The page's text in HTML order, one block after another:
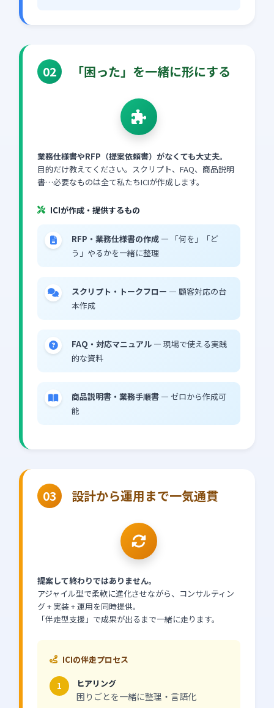
02 「困った」を一緒に形にする
業務仕様書やRFP（提案依頼書）がなくても大丈夫。
目的だけ教えてください。スクリプト、FAQ、商品説明
書…必要なものは全て私たちICIが作成します。
ICIが作成・提供するもの
RFP・業務仕様書の作成 — 「何を」「ど
う」やるかを一緒に整理
スクリプト・トークフロー — 顧客対応の台
本作成
FAQ・対応マニュアル — 現場で使える実践
的な資料
商品説明書・業務手順書 — ゼロから作成可
能
03 設計から運用まで一気通貫
提案して終わりではありません。
アジャイル型で柔軟に進化させながら、コンサルティン
グ + 実装 + 運用を同時提供。
「伴走型支援」で成果が出るまで一緒に走ります。
ICIの伴走プロセス
1 ヒアリング
困りごとを一緒に整理・言語化